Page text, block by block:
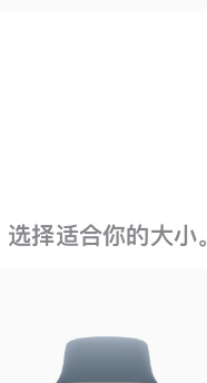
选择适合你的大小。